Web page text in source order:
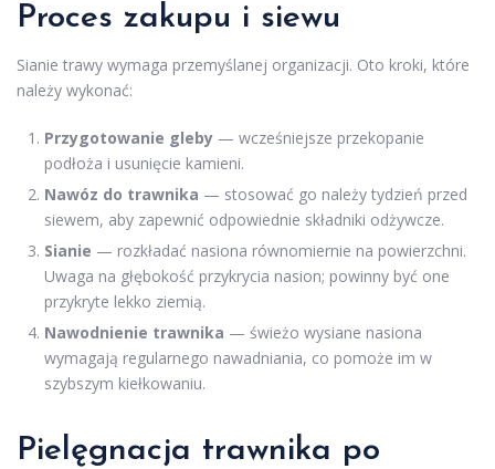
Proces zakupu i siewu
Sianie trawy wymaga przemyślanej organizacji. Oto kroki, które
należy wykonać:
Przygotowanie gleby — wcześniejsze przekopanie
podłoża i usunięcie kamieni.
Nawóz do trawnika — stosować go należy tydzień przed
siewem, aby zapewnić odpowiednie składniki odżywcze.
Sianie — rozkładać nasiona równomiernie na powierzchni.
Uwaga na głębokość przykrycia nasion; powinny być one
przykryte lekko ziemią.
Nawodnienie trawnika — świeżo wysiane nasiona
wymagają regularnego nawadniania, co pomoże im w
szybszym kiełkowaniu.
Pielęgnacja trawnika po